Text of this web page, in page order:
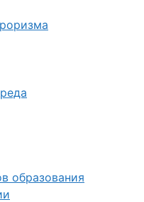
образования